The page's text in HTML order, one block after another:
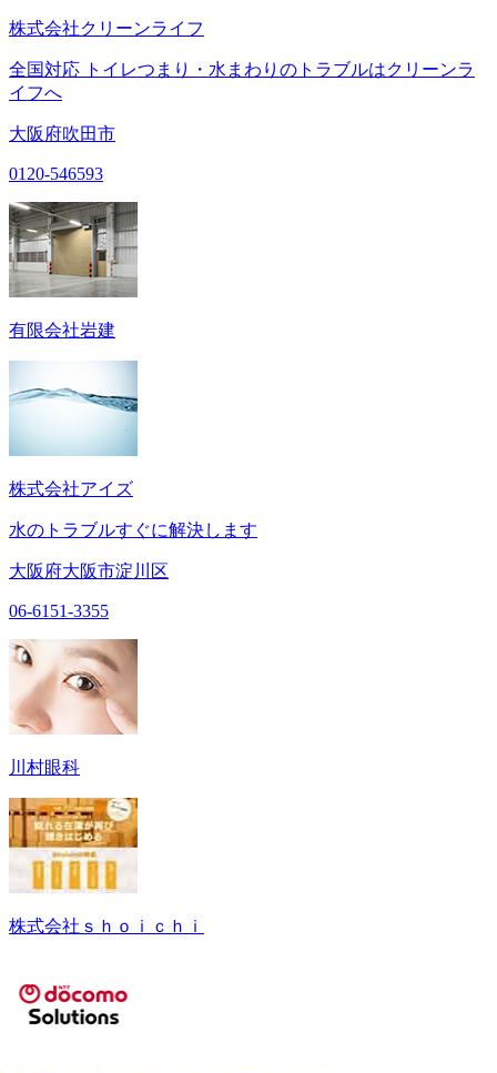
株式会社クリーンライフ
全国対応 トイレつまり・水まわりのトラブルはクリーンラ
イフへ
大阪府吹田市
0120-546593
有限会社岩建
株式会社アイズ
水のトラブルすぐに解決します
大阪府大阪市淀川区
06-6151-3355
川村眼科
株式会社ｓｈｏｉｃｈｉ